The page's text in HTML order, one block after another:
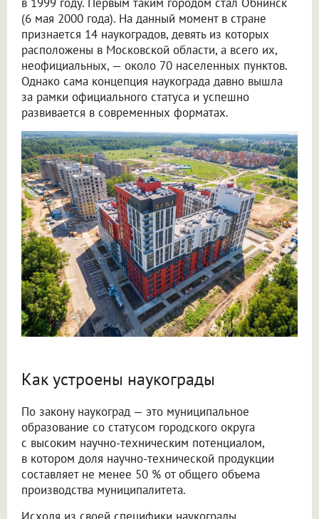
(6 мая 2000 года). На данный момент в стране
признается 14 наукоградов, девять из которых
расположены в Московской области, а всего их,
неофициальных, — около 70 населенных пунктов.
Однако сама концепция наукограда давно вышла
за рамки официального статуса и успешно
развивается в современных форматах.
Как устроены наукограды
По закону наукоград — это муниципальное
образование со статусом городского округа
с высоким научно-техническим потенциалом,
в котором доля научно-технической продукции
составляет не менее 50 % от общего объема
производства муниципалитета.